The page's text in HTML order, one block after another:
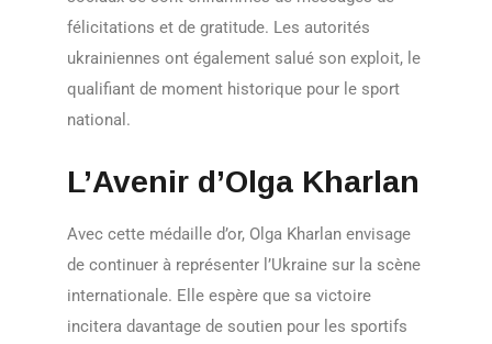
félicitations et de gratitude. Les autorités
ukrainiennes ont également salué son exploit, le
qualifiant de moment historique pour le sport
national.
L’Avenir d’Olga Kharlan
Avec cette médaille d’or, Olga Kharlan envisage
de continuer à représenter l’Ukraine sur la scène
internationale. Elle espère que sa victoire
incitera davantage de soutien pour les sportifs